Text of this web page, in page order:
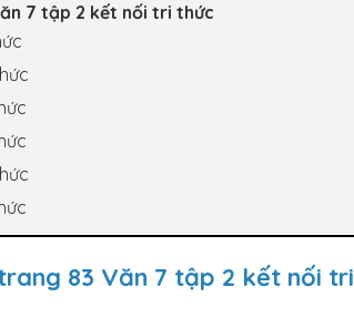
7 tập 2 kết nối tri thức
83 Văn 7 tập 2 kết nối tri